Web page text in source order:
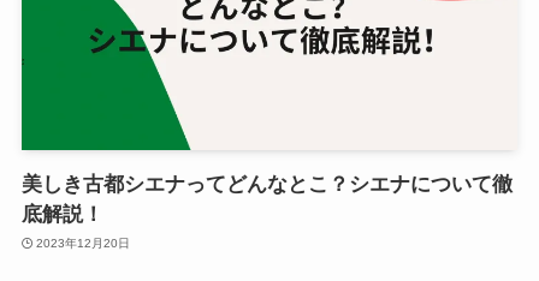
美しき古都シエナってどんなとこ？シエナについて徹
底解説！
2023年12月20日